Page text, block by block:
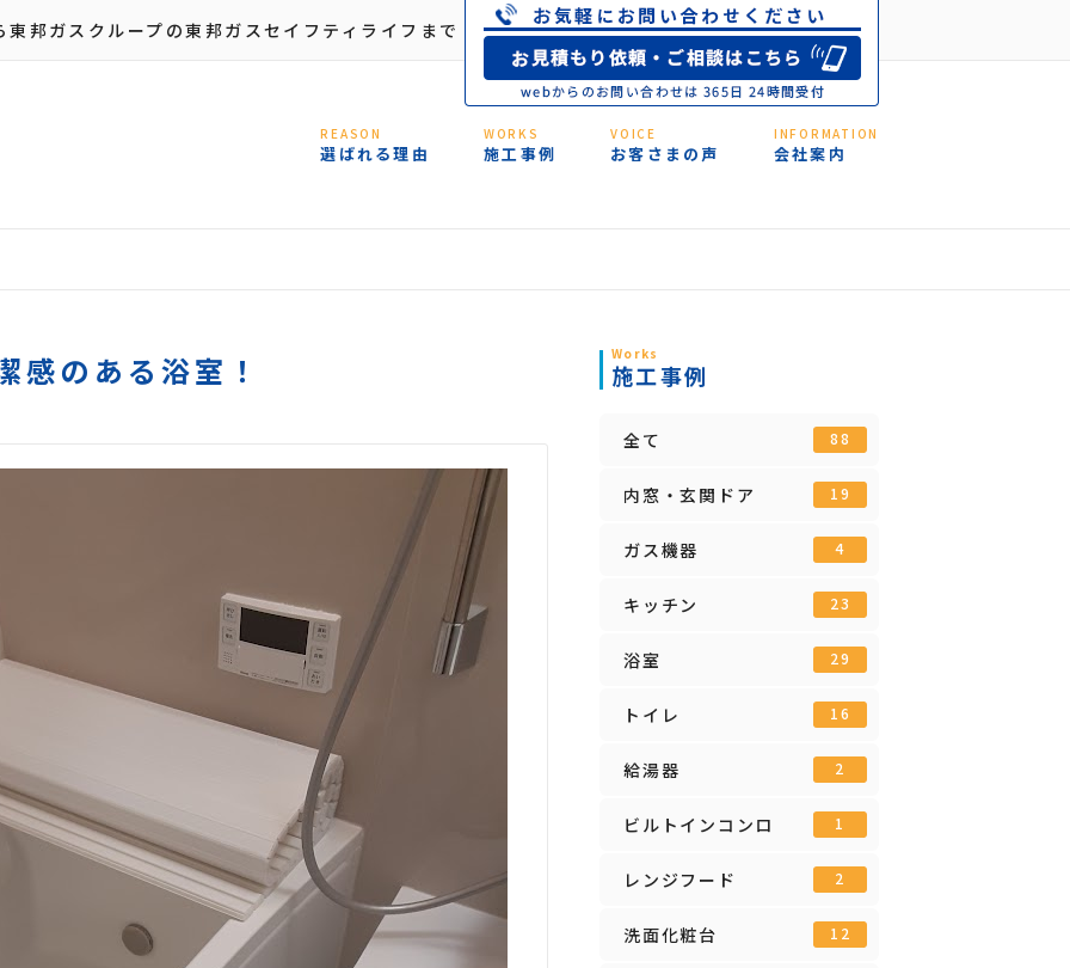
邦ガスクループの東邦ガスセイフティライフまで
REASON
選ばれる理由
WORKS
施工事例
VOICE
お客さまの声
INFORMATION
会社案内
感のある浴室！ Works
施工事例
全て 88
内窓・玄関ドア 19
ガス機器 4
キッチン 23
浴室 29
トイレ 16
給湯器 2
ビルトインコンロ 1
レンジフード 2
洗面化粧台 12